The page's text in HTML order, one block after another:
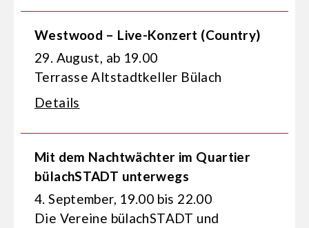
Westwood – Live-Konzert (Country)
29. August, ab 19.00
Terrasse Altstadtkeller Bülach
Details
Mit dem Nachtwächter im Quartier
bülachSTADT unterwegs
4. September, 19.00 bis 22.00
Die Vereine bülachSTADT und